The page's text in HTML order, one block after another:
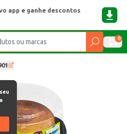
app e ganhe descontos
0